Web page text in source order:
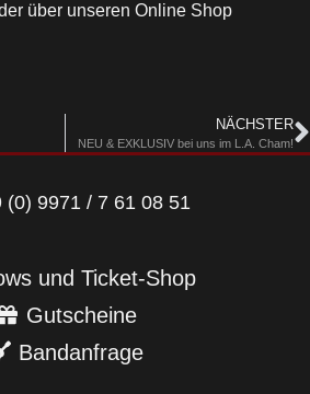
über unseren Online Shop
NÄCHSTER
NEU & EXKLUSIV bei uns im L.A. Cham!
(0) 9971 / 7 61 08 51
und Ticket-Shop
Gutscheine
Bandanfrage